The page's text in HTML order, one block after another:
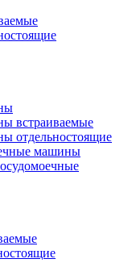
встраиваемые
отдельностоящие
машины